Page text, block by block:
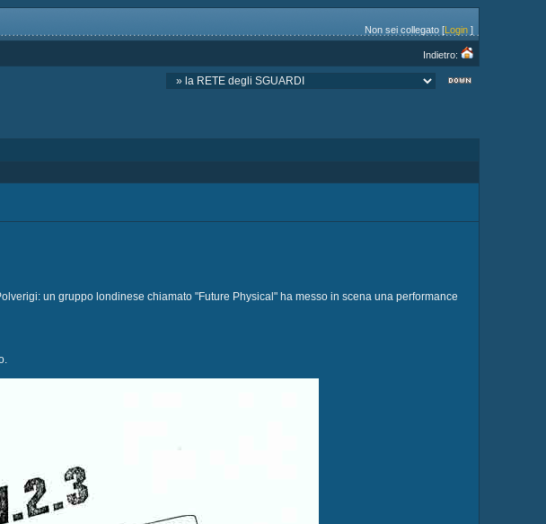
Non sei collegato [Login]
Indietro:
un gruppo londinese chiamato "Future Physical" ha messo in scena una performance